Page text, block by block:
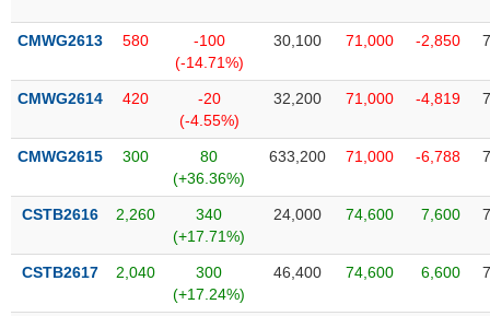
CMWG2613 580
-100
(-14.71%)
30,100 71,000 -2,850
CMWG2614 420
-20
(-4.55%)
32,200 71,000 -4,819
CMWG2615 300
80
(+36.36%)
633,200 71,000 -6,788
CSTB2616 2,260
340
(+17.71%)
24,000 74,600 7,600
CSTB2617 2,040
300
(+17.24%)
46,400 74,600 6,600
vụ
(-)
tạo